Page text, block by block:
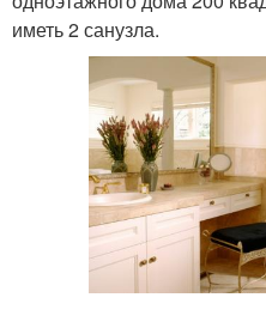
иметь 2 санузла.